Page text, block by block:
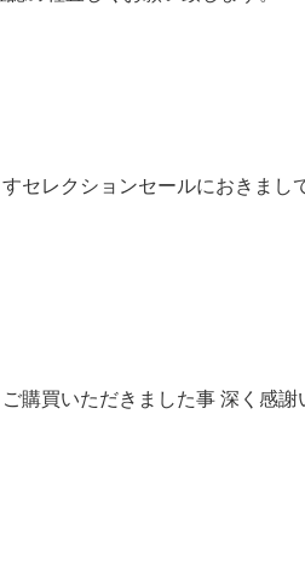
セレクションセールにおきま
購買いただきました事 深く感